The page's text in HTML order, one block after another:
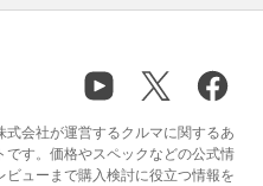
会社が運営するクルマに関するあ
です。価格やスペックなどの公式情
ューまで購入検討に役立つ情報を